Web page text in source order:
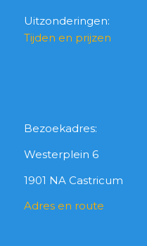
Uitzonderingen:
Tijden en prijzen
Bezoekadres:
Westerplein 6
1901 NA Castricum
Adres en route